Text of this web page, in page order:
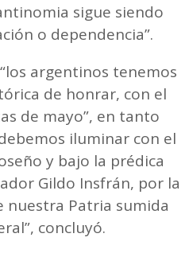
sigue siendo
o dependencia”.
argentinos tenemos
de honrar, con el
de mayo”, en tanto
iluminar con el
y bajo la prédica
Gildo Insfrán, por la
nuestra Patria sumida
concluyó.